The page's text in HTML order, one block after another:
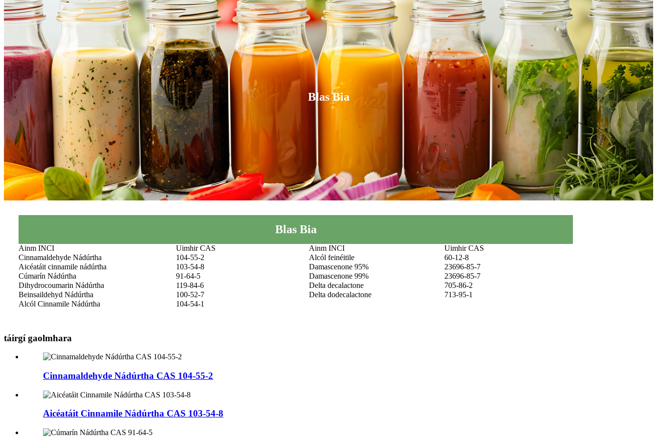
Blas Bia
Blas Bia
Ainm INCI Uimhir CAS Ainm INCI
Uimhir CAS
Cinnamaldehyde Nádúrtha
104-55-2 Alcól feinéitile
60-12-8
Aicéatáit cinnamile nádúrtha
103-54-8 Damascenone 95%
23696-85-7
Cúmarín Nádúrtha
91-64-5 Damascenone 99%
23696-85-7
Dihydrocoumarin Nádúrtha
119-84-6 Delta decalactone
705-86-2
Beinsaildehyd Nádúrtha
100-52-7 Delta dodecalactone
713-95-1
Alcól Cinnamile Nádúrtha
104-54-1
táirgí gaolmhara
Cinnamaldehyde Nádúrtha CAS 104-55-2
Aicéatáit Cinnamile Nádúrtha CAS 103-54-8